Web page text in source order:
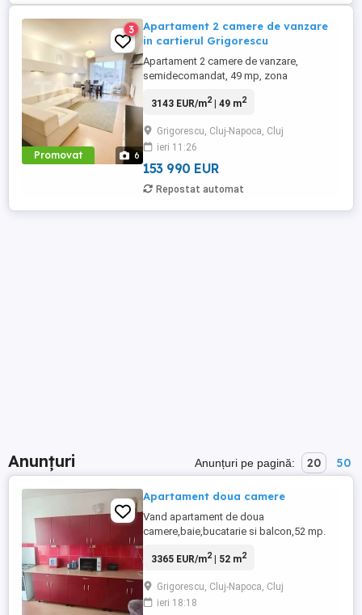
Promovat 6
3
Apartament 2 camere de vanzare
in cartierul Grigorescu
Apartament 2 camere de vanzare,
semidecomandat, 49 mp, zona
Imobiliare propune un apartament de
situat in localitatea Cluj-Napoca, zona
Grigorescu, aflat la etajul 6 intr -un imobil
tip bloc cu regim de inaltime pe Parter ...
3143 EUR/m2| 49 m2
Grigorescu, Cluj-Napoca, Cluj
ieri 11:26
153 990 EUR
Repostat automat
Anunțuri Anunțuri pe pagină: 20 50
Apartament doua camere
Vand apartament de doua
camere,baie,bucatarie si balcon,52 mp.
Grigorescu,pe strada Donath la etajul 9
3365 EUR/m2| 52 m2
Grigorescu, Cluj-Napoca, Cluj
ieri 18:18